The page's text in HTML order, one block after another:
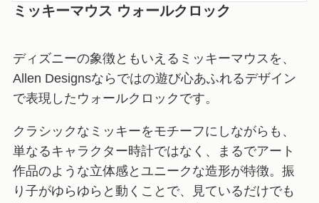
ミッキーマウス ウォールクロック
ディズニーの象徴ともいえるミッキーマウスを、
Allen Designsならではの遊び心あふれるデザイン
で表現したウォールクロックです。
クラシックなミッキーをモチーフにしながらも、
単なるキャラクター時計ではなく、まるでアート
作品のような立体感とユニークな造形が特徴。振
り子がゆらゆらと動くことで、見ているだけでも